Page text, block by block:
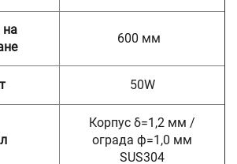
600 мм
50W
Корпус δ=1,2 мм /
ограда ф=1,0 мм
SUS304